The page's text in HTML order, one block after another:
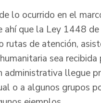
lo ocurrido en el
ahí que la Ley 1448
rutas de atención,
sea
administrativa llegue
o a algunos grupos